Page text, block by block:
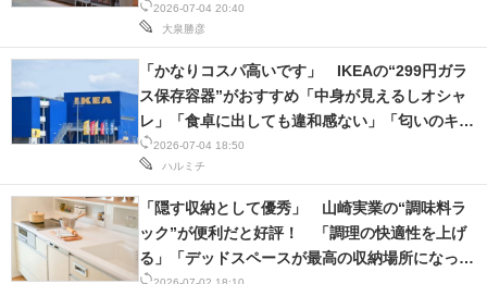
2026-07-04 20:40
大泉勝彦
い」
2026-07-04 18:50
ハルミチ
「かなりコスパ高いです」 IKEAの“299円ガラ
ス保存容器”がおすすめ「中身が見えるしオシャ
レ」「食卓に出しても違和感ない」「匂いのキツ
イ食品を入れるのに重宝」
「隠す収納として優秀」 山崎実業の“調味料ラ
ック”が便利だと好評！ 「調理の快適性を上げ
る」「デッドスペースが最高の収納場所になっ